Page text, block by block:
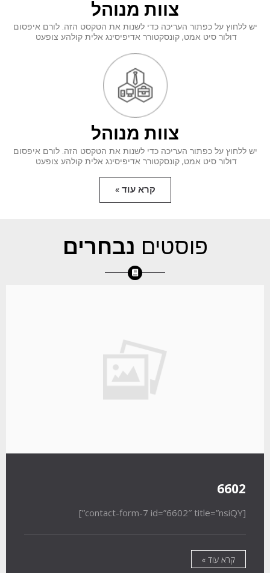
צוות מנוהל
יש ללחוץ על כפתור העריכה כדי לשנות את הטקסט הזה. לורם איפסום
דולור סיט אמט, קונסקטורר אדיפיסינג אלית קולהע צופעט
צוות מנוהל
יש ללחוץ על כפתור העריכה כדי לשנות את הטקסט הזה. לורם איפסום
דולור סיט אמט, קונסקטורר אדיפיסינג אלית קולהע צופעט
קרא עוד »
פוסטים נבחרים
6602
[contact-form-7 id=”6602″ title=”nsiQY”]
קרא עוד »